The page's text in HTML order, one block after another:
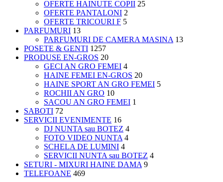
OFERTE HAINUTE COPII 25
OFERTE PANTALONI 2
OFERTE TRICOURI F 5
PARFUMURI 13
PARFUMURI DE CAMERA MASINA 13
POSETE & GENTI 1257
PRODUSE EN-GROS 20
GECI AN GRO FEMEI 4
HAINE FEMEI EN-GROS 20
HAINE SPORT AN GRO FEMEI 5
ROCHII AN GRO 10
SACOU AN GRO FEMEI 1
SABOTI 72
SERVICII EVENIMENTE 16
DJ NUNTA sau BOTEZ 4
FOTO VIDEO NUNTA 4
SCHELA DE LUMINI 4
SERVICII NUNTA sau BOTEZ 4
SETURI - MIXURI HAINE DAMA 9
TELEFOANE 469